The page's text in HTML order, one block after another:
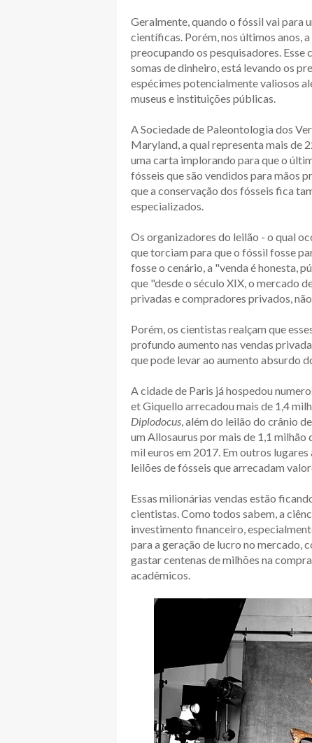
Geralmente, quando o fóssil vai para
científicas. Porém, nos últimos anos,
preocupando os pesquisadores.
somas de dinheiro, está levando os
espécimes potencialmente valiosos
museus e instituições públicas.
A Sociedade de Paleontologia dos
Maryland, a qual representa mais de
uma carta implorando para que o
fósseis que são vendidos para mãos
que a conservação dos fósseis fica
especializados.
Os organizadores do leilão - o qual
que torciam para que o fóssil fosse
fosse o cenário, a "venda é honesta,
que "desde o século XIX, o mercado
privadas e compradores privados,
Porém, os cientistas realçam que
profundo aumento nas vendas
que pode levar ao aumento absurdo
A cidade de Paris já hospedou
et Giquello arrecadou mais de 1,4
Diplodocus, além do leilão do crânio
um Allosaurus por mais de 1,1
mil euros em 2017. Em outros
leilões de fósseis que arrecadam
Essas milionárias vendas estão
cientistas. Como todos sabem, a
investimento financeiro,
para a geração de lucro no mercado,
gastar centenas de milhões na
acadêmicos.